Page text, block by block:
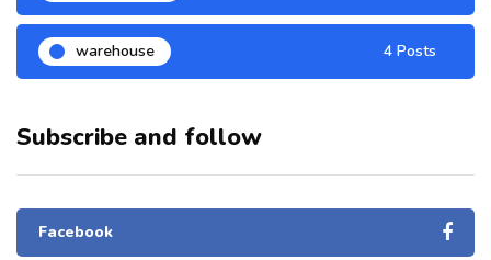
warehouse 4 Posts
Subscribe and follow
Facebook